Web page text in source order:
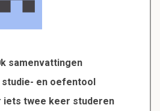
samenvattingen
studie- en oefentool
iets twee keer studeren